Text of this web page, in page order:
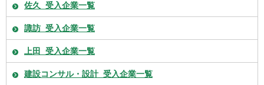
佐久_受入企業一覧
諏訪_受入企業一覧
上田_受入企業一覧
建設コンサル・設計_受入企業一覧